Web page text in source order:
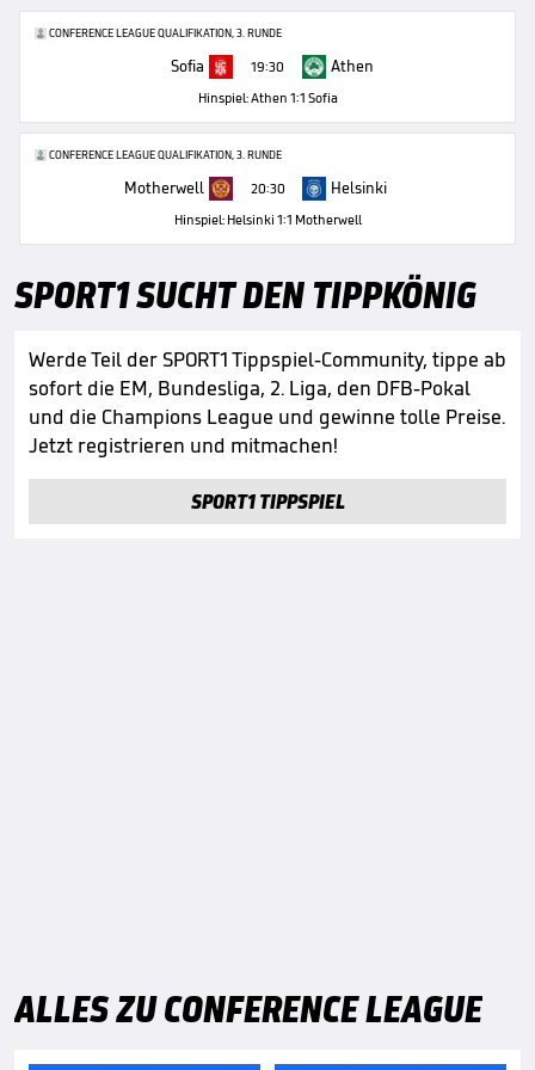
CONFERENCE LEAGUE QUALIFIKATION, 3. RUNDE
Sofia 19:30 Athen
Hinspiel: Athen 1:1 Sofia
CONFERENCE LEAGUE QUALIFIKATION, 3. RUNDE
Motherwell 20:30 Helsinki
Hinspiel: Helsinki 1:1 Motherwell
SPORT1 SUCHT DEN TIPPKÖNIG
Werde Teil der SPORT1 Tippspiel-Community, tippe ab
sofort die EM, Bundesliga, 2. Liga, den DFB-Pokal
und die Champions League und gewinne tolle Preise.
Jetzt registrieren und mitmachen!
SPORT1 TIPPSPIEL
ALLES ZU CONFERENCE LEAGUE